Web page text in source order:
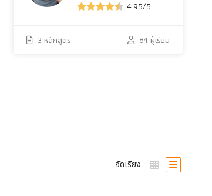
4.95/5
3 หลักสูตร 84 ผู้เรียน
จัดเรียง